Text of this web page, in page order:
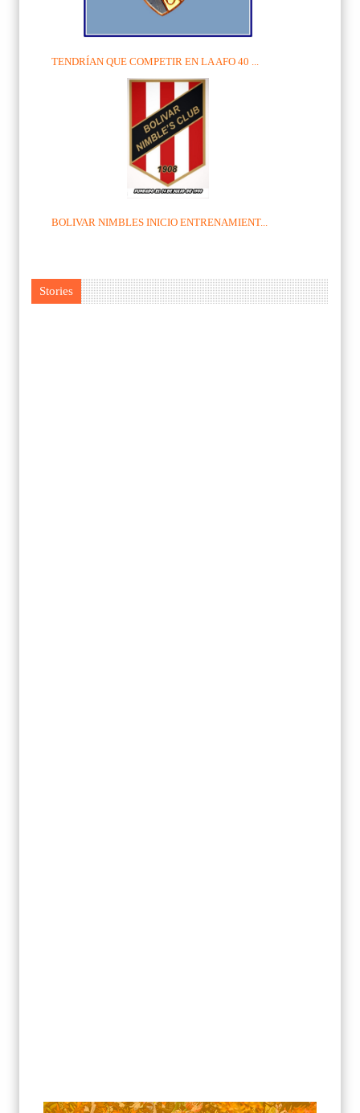
TENDRÍAN QUE COMPETIR EN LA AFO 40 ...
BOLIVAR NIMBLES INICIO ENTRENAMIENT...
Stories